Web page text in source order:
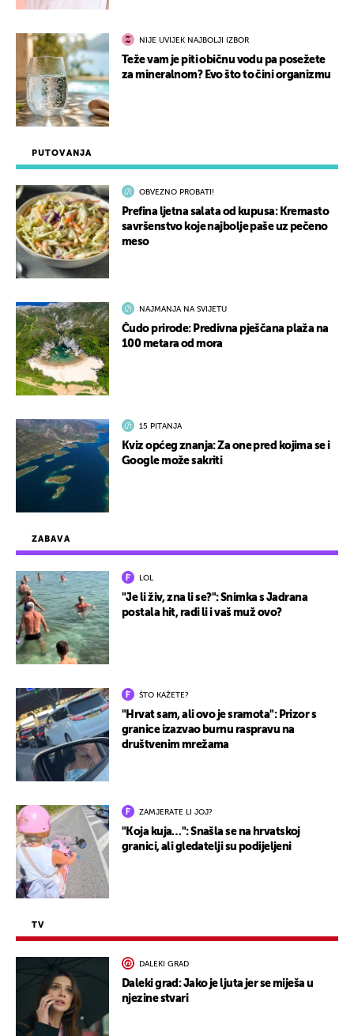
ZABAVA
LOL
"Je li živ, zna li se?": Snimka s Jadrana
postala hit, radi li i vaš muž ovo?
ŠTO KAŽETE?
"Hrvat sam, ali ovo je sramota": Prizor s
granice izazvao burnu raspravu na
društvenim mrežama
ZAMJERATE LI JOJ?
"Koja kuja…": Snašla se na hrvatskoj
granici, ali gledatelji su podijeljeni
TV
DALEKI GRAD
Daleki grad: Jako je ljuta jer se miješa u
njezine stvari
PUTOVANJA
OBVEZNO PROBATI!
Prefina ljetna salata od kupusa: Kremasto
savršenstvo koje najbolje paše uz pečeno
meso
NAJMANJA NA SVIJETU
Čudo prirode: Predivna pješčana plaža na
100 metara od mora
15 PITANJA
Kviz općeg znanja: Za one pred kojima se i
Google može sakriti
NIJE UVIJEK NAJBOLJI IZBOR
Teže vam je piti običnu vodu pa posežete
za mineralnom? Evo što to čini organizmu